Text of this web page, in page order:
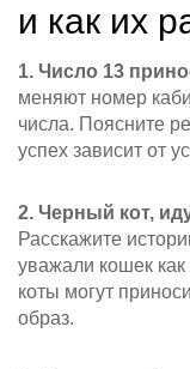
и как их
1. Число 13
меняют номер
числа. Поясните
успех зависит от
2. Черный кот,
Расскажите
уважали кошек
коты могут
образ.